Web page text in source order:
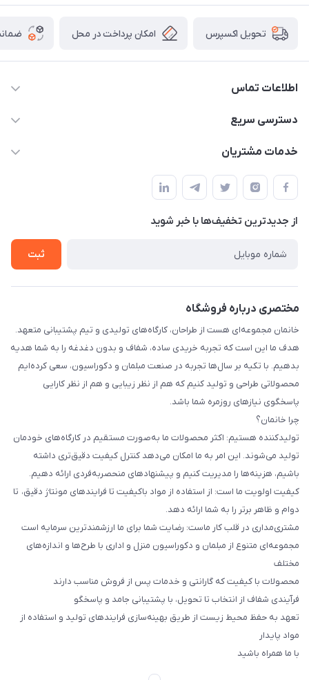
تحویل اکسپرس امکان پرداخت در محل
اطلاعات تماس
09124780957
دسترسی سریع
حساب کاربری
لیست محصولات
درباره ما
خدمات مشتریان
قوانین و مقررات
حریم خصوصی
راهنما
از جدید‌ترین تخفیف‌ها با‌ خبر شوید
ثبت
مختصری درباره فروشگاه
خانمان مجموعه‌ای هست از طراحان، کارگاه‌های تولیدی و تیم پشتیبانی متعهد.
هدف ما این است که تجربه خریدی ساده، شفاف و بدون دغدغه را به شما هدیه
بدهیم. با تکیه بر سال‌ها تجربه در صنعت مبلمان و دکوراسیون، سعی کرده‌ایم
محصولاتی طراحی و تولید کنیم که هم از نظر زیبایی و هم از نظر کارایی
پاسخگوی نیازهای روزمره شما باشد.
چرا خانمان؟
تولیدکننده هستیم: اکثر محصولات ما به‌صورت مستقیم در کارگاه‌های خودمان
تولید می‌شوند. این امر به ما امکان می‌دهد کنترل کیفیت دقیق‌تری داشته
باشیم، هزینه‌ها را مدیریت کنیم و پیشنهادهای منحصربه‌فردی ارائه دهیم.
کیفیت اولویت ما است: از استفاده از مواد باکیفیت تا فرایندهای مونتاژ دقیق، تا
دوام و ظاهر برتر را به شما ارائه دهد.
مشتری‌مداری در قلب کار ماست: رضایت شما برای ما ارزشمندترین سرمایه است
مجموعه‌ای متنوع از مبلمان و دکوراسیون منزل و اداری با طرح‌ها و اندازه‌های
مختلف
محصولات با کیفیت که گارانتی و خدمات پس از فروش مناسب دارند
فرآیندی شفاف از انتخاب تا تحویل، با پشتیبانی جامد و پاسخگو
تعهد به حفظ محیط زیست از طریق بهینه‌سازی فرایندهای تولید و استفاده از
مواد پایدار
با ما همراه باشید